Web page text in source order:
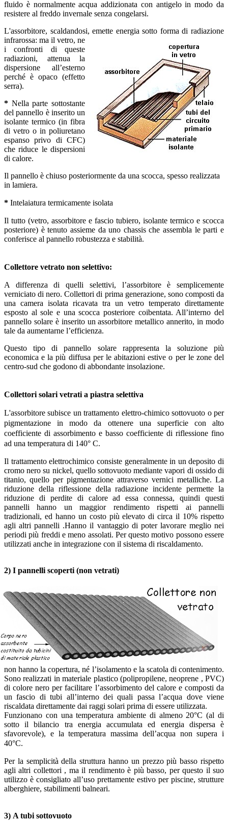
fluido è normalmente acqua addizionata con antigelo in modo da
resistere al freddo invernale senza congelarsi.
L'assorbitore, scaldandosi, emette energia sotto forma di radiazione
infrarossa: ma il vetro, ne
i confronti di queste
radiazioni, attenua la
dispersione all’esterno
perché è opaco (effetto
serra).
* Nella parte sottostante
del pannello è inserito un
isolante termico (in fibra
di vetro o in poliuretano
espanso privo di CFC)
che riduce le dispersioni
di calore.
Il pannello è chiuso posteriormente da una scocca, spesso realizzata
in lamiera.
* Intelaiatura termicamente isolata
Il tutto (vetro, assorbitore e fascio tubiero, isolante termico e scocca
posteriore) è tenuto assieme da uno chassis che assembla le parti e
conferisce al pannello robustezza e stabilità.
Collettore vetrato non selettivo:
A differenza di quelli selettivi, l’assorbitore è semplicemente
verniciato di nero. Collettori di prima generazione, sono composti da
una camera isolata ricavata tra un vetro temperato direttamente
esposto al sole e una scocca posteriore coibentata. All’interno del
pannello solare è inserito un assorbitore metallico annerito, in modo
tale da aumentarne l’efficienza.
Questo tipo di pannello solare rappresenta la soluzione più
economica e la più diffusa per le abitazioni estive o per le zone del
centro-sud che godono di abbondante insolazione.
Collettori solari vetrati a piastra selettiva
L'assorbitore subisce un trattamento elettro-chimicosottovuoto o per
pigmentazione in modo da ottenere una superficie con alto
coefficiente di assorbimento e basso coefficiente di riflessione fino
ad una temperatura di 140° C.
Il trattamento elettrochimico consiste generalmente in un deposito di
cromo nero su nickel, quello sottovuoto mediante vapori di ossido di
titanio, quello per pigmentazione attraverso vernici metalliche. La
riduzione della riflessione della radiazione incidente permette la
riduzione di perdite di calore ad essa connessa, quindi questi
pannelli hanno un maggior rendimento rispetti ai pannelli
tradizionali, ed hanno un costo più elevato di circa il 10% rispetto
agli altri pannelli .Hanno il vantaggio di poter lavorare meglio nei
periodi più freddi e meno assolati. Per questo motivo possono essere
utilizzati anche in integrazione con il sistema di riscaldamento.
2) I pannelli scoperti (non vetrati)
non hanno la copertura, né l’isolamento e la scatola di contenimento.
Sono realizzati in materiale plastico (polipropilene, neoprene , PVC)
di colore nero per facilitare l’assorbimento del calore e composti da
un fascio di tubi all’interno dei quali passa l’acqua dove viene
riscaldata direttamente dai raggi solari prima di essere utilizzata.
Funzionano con una temperatura ambiente di almeno 20°C (al di
sotto il bilancio tra energia accumulata ed energia dispersa è
sfavorevole), e la temperatura massima dell’acqua non supera i
40°C.
Per la semplicità della struttura hanno un prezzo più basso rispetto
agli altri collettori , ma il rendimento è più basso, per questo il suo
utilizzo è consigliato all’uso prettamente estivo per piscine, strutture
alberghiere, stabilimenti balneari.
3) A tubi sottovuoto